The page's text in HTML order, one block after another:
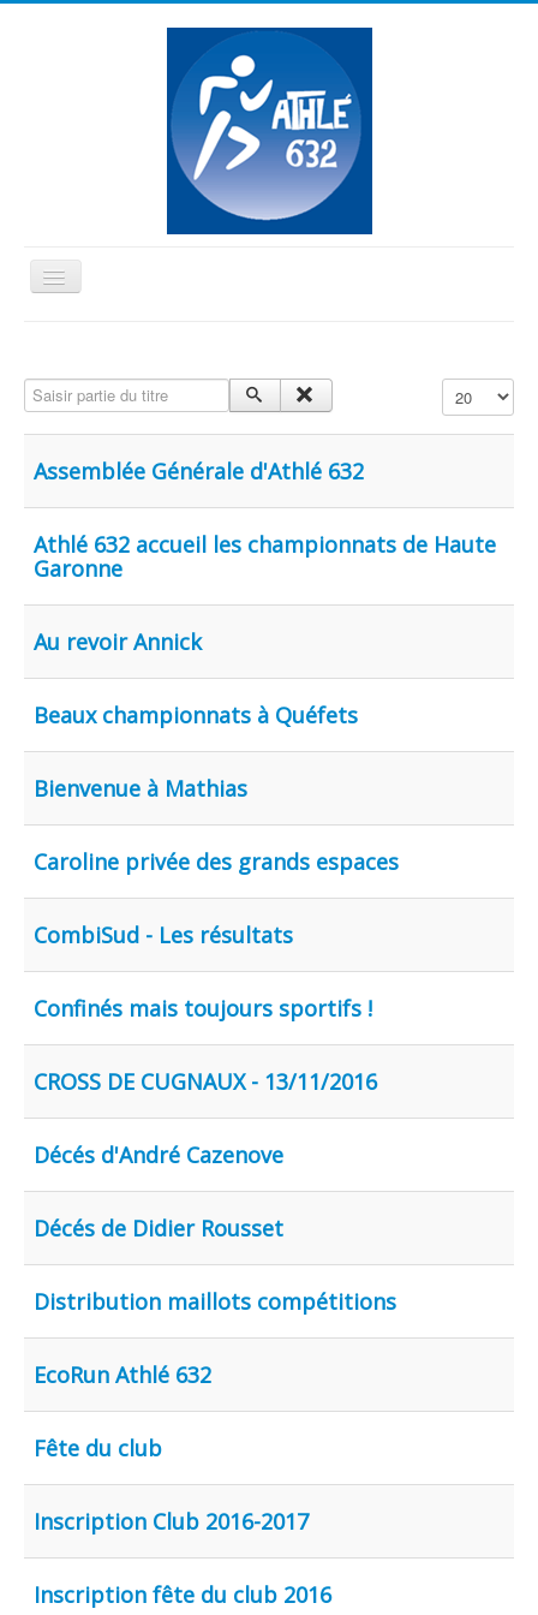
Basculer
la
Vous êtes ici : Accueil Vie du club
Saisir partie du titre Affichage #
Assemblée Générale d'Athlé 632
Athlé 632 accueil les championnats de Haute
Garonne
Au revoir Annick
Beaux championnats à Quéfets
Bienvenue à Mathias
Caroline privée des grands espaces
CombiSud - Les résultats
Confinés mais toujours sportifs !
CROSS DE CUGNAUX - 13/11/2016
Décés d'André Cazenove
Décés de Didier Rousset
Distribution maillots compétitions
EcoRun Athlé 632
Fête du club
Inscription Club 2016-2017
Inscription fête du club 2016